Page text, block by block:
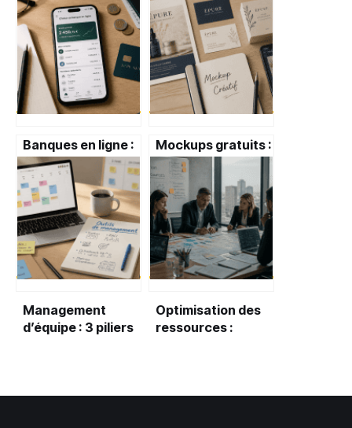
Banques en ligne :
3 critères décisifs
pour transformer
vos frais
bancaires en
économies réelles
Mockups gratuits :
3 critères pour
choisir le bon
gabarit sans
déformer vos
designs
Management
d’équipe : 3 piliers
Optimisation des
ressources :
opérationnelles en